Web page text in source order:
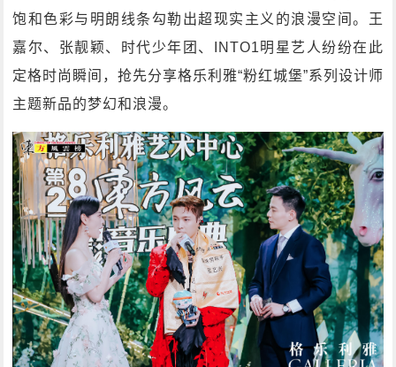
饱和色彩与明朗线条勾勒出超现实主义的浪漫空间。王
嘉尔、张靓颖、时代少年团、INTO1明星艺人纷纷在此
定格时尚瞬间，抢先分享格乐利雅“粉红城堡”系列设计师
主题新品的梦幻和浪漫。